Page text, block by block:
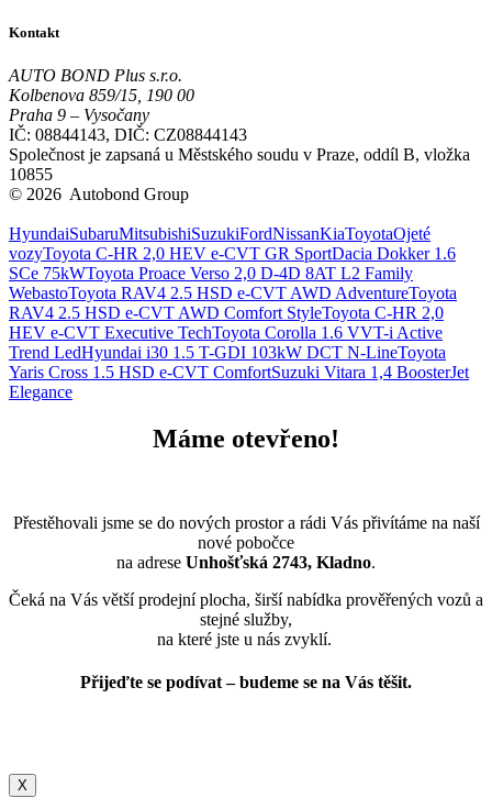
Kontakt
AUTO BOND Plus s.r.o.
Kolbenova 859/15, 190 00
Praha 9 – Vysočany
IČ: 08844143, DIČ: CZ08844143
Společnost je zapsaná u Městského soudu v Praze, oddíl B, vložka
10855
© 2026 Autobond Group
HyundaiSubaruMitsubishiSuzukiFordNissanKiaToyotaOjeté
vozyToyota C-HR 2,0 HEV e-CVT GR SportDacia Dokker 1.6
SCe 75kWToyota Proace Verso 2,0 D-4D 8AT L2 Family
WebastoToyota RAV4 2.5 HSD e-CVT AWD AdventureToyota
RAV4 2.5 HSD e-CVT AWD Comfort StyleToyota C-HR 2,0
HEV e-CVT Executive TechToyota Corolla 1.6 VVT-i Active
Trend LedHyundai i30 1.5 T-GDI 103kW DCT N-LineToyota
Yaris Cross 1.5 HSD e-CVT ComfortSuzuki Vitara 1,4 BoosterJet
Elegance
Máme otevřeno!
Přestěhovali jsme se do nových prostor a rádi Vás přivítáme na naší
nové pobočce
na adrese Unhošťská 2743, Kladno.
Čeká na Vás větší prodejní plocha, širší nabídka prověřených vozů a
stejné služby,
na které jste u nás zvyklí.
Přijeďte se podívat – budeme se na Vás těšit.
X